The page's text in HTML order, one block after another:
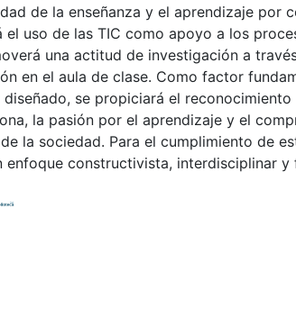
de la enseñanza y el aprendizaje por
el uso de las TIC como apoyo a los
una actitud de investigación a
en el aula de clase. Como factor
se propiciará el
la pasión por el aprendizaje y el
la sociedad. Para el cumplimiento de
enfoque constructivista, interdisciplinar y